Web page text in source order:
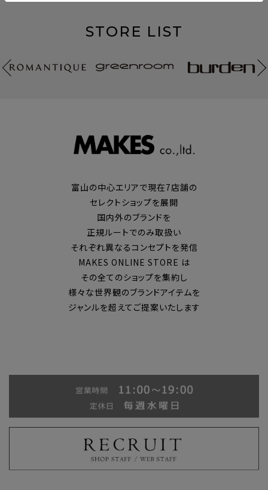
STORE LIST
富山の中心エリアで現在7店舗の
セレクトショップを展開
国内外のブランドを
正規ルートでのみ取扱い
それぞれ異なるコンセプトを発信
MAKES ONLINE STORE は
その全てのショップを集約し
様々な世界観のブランドアイテムを
ジャンルを超えてご提案いたします